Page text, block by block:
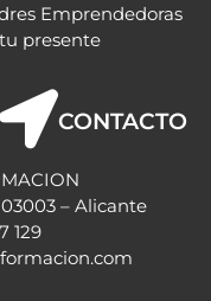
Emprendedoras
presente
CONTACTO
– Alicante
129